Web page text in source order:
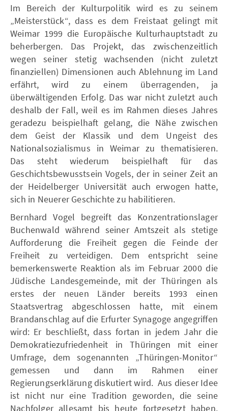
Im Bereich der Kulturpolitik wird es zu seinem
„Meisterstück“, dass es dem Freistaat gelingt mit
Weimar 1999 die Europäische Kulturhauptstadt zu
beherbergen. Das Projekt, das zwischenzeitlich
wegen seiner stetig wachsenden (nicht zuletzt
finanziellen) Dimensionen auch Ablehnung im Land
erfährt, wird zu einem überragenden, ja
überwältigenden Erfolg. Das war nicht zuletzt auch
deshalb der Fall, weil es im Rahmen dieses Jahres
geradezu beispielhaft gelang, die Nähe zwischen
dem Geist der Klassik und dem Ungeist des
Nationalsozialismus in Weimar zu thematisieren.
Das steht wiederum beispielhaft für das
Geschichtsbewusstsein Vogels, der in seiner Zeit an
der Heidelberger Universität auch erwogen hatte,
sich in Neuerer Geschichte zu habilitieren.
Bernhard Vogel begreift das Konzentrationslager
Buchenwald während seiner Amtszeit als stetige
Aufforderung die Freiheit gegen die Feinde der
Freiheit zu verteidigen. Dem entspricht seine
bemerkenswerte Reaktion als im Februar 2000 die
Jüdische Landesgemeinde, mit der Thüringen als
erstes der neuen Länder bereits 1993 einen
Staatsvertrag abgeschlossen hatte, mit einem
Brandanschlag auf die Erfurter Synagoge angegriffen
wird: Er beschließt, dass fortan in jedem Jahr die
Demokratiezufriedenheit in Thüringen mit einer
Umfrage, dem sogenannten „Thüringen-Monitor“
gemessen und dann im Rahmen einer
Regierungserklärung diskutiert wird. Aus dieser Idee
ist nicht nur eine Tradition geworden, die seine
Nachfolger allesamt bis heute fortgesetzt haben.